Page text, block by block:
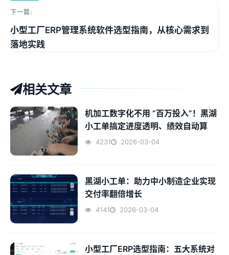
下一篇:
小型工厂ERP管理系统软件选型指南，从核心需求到
落地实践
相关文章
机加工数字化不用 “百万投入”！黑湖
小工单搞定进度透明、绩效自动算
4231 2026-03-04
黑湖小工单：助力中小制造企业实现
交付率翻倍增长
4141 2026-03-04
小型工厂ERP选型指南：五大系统对